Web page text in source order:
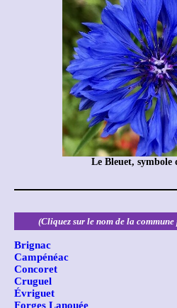
Le Bleuet, symbole
(Cliquez sur le nom de la
Brignac
Campénéac
Concoret
Cruguel
Évriguet
Forges Lanouée